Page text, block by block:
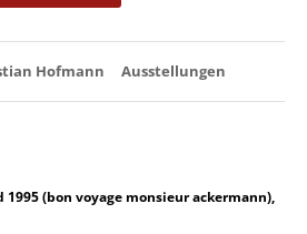
Hofmann Ausstellungen
(bon voyage monsieur ackermann),